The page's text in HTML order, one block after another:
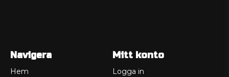
Navigera
Hem
Mitt konto
Logga in